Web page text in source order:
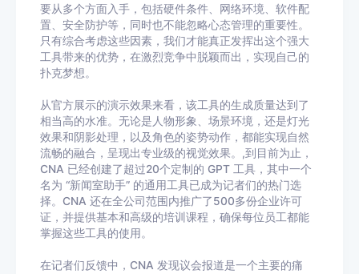
要从多个方面入手，包括硬件条件、网络环境、软件配
置、安全防护等，同时也不能忽略心态管理的重要性。
只有综合考虑这些因素，我们才能真正发挥出这个强大
工具带来的优势，在激烈竞争中脱颖而出，实现自己的
扑克梦想。
从官方展示的演示效果来看，该工具的生成质量达到了
相当高的水准。无论是人物形象、场景环境，还是灯光
效果和阴影处理，以及角色的姿势动作，都能实现自然
流畅的融合，呈现出专业级的视觉效果。,到目前为止，
CNA 已经创建了超过20个定制的 GPT 工具，其中一个
名为 “新闻室助手” 的通用工具已成为记者们的热门选
择。CNA 还在全公司范围内推广了500多份企业许可
证，并提供基本和高级的培训课程，确保每位员工都能
掌握这些工具的使用。
在记者们反馈中，CNA 发现议会报道是一个主要的痛